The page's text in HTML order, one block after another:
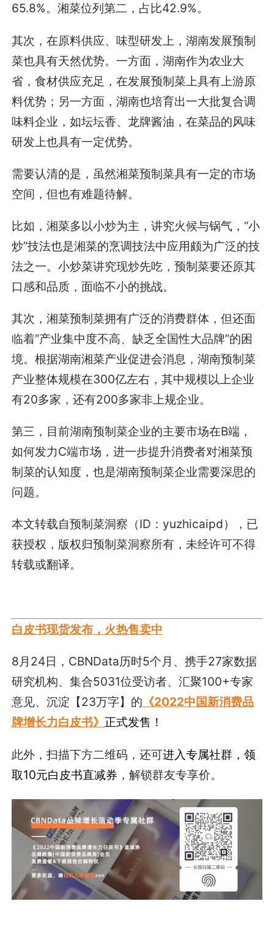
65.8%。湘菜位列第二，占比42.9%。
其次，在原料供应、味型研发上，湖南发展预制
菜也具有天然优势。一方面，湖南作为农业大
省，食材供应充足，在发展预制菜上具有上游原
料优势；另一方面，湖南也培育出一大批复合调
味料企业，如坛坛香、龙牌酱油，在菜品的风味
研发上也具有一定优势。
需要认清的是，虽然湘菜预制菜具有一定的市场
空间，但也有难题待解。
比如，湘菜多以小炒为主，讲究火候与锅气，“小
炒”技法也是湘菜的烹调技法中应用颇为广泛的技
法之一。小炒菜讲究现炒先吃，预制菜要还原其
口感和品质，面临不小的挑战。
其次，湘菜预制菜拥有广泛的消费群体，但还面
临着“产业集中度不高、缺乏全国性大品牌”的困
境。根据湖南湘菜产业促进会消息，湖南预制菜
产业整体规模在300亿左右，其中规模以上企业
有20多家，还有200多家非上规企业。
第三，目前湖南预制菜企业的主要市场在B端，
如何发力C端市场，进一步提升消费者对湘菜预
制菜的认知度，也是湖南预制菜企业需要深思的
问题。
本文转载自预制菜洞察（ID：yuzhicaipd），已
获授权，版权归预制菜洞察所有，未经许可不得
转载或翻译。
白皮书现货发布，火热售卖中
8月24日，CBNData历时5个月、携手27家数据
研究机构、集合5031位受访者、汇聚100+专家
意见、沉淀【23万字】的 《2022中国新消费品
牌增长力白皮书》 正式发售！
此外，扫描下方二维码，还可进入专属社群，领
取10元白皮书直减券 ，解锁群友专享价。